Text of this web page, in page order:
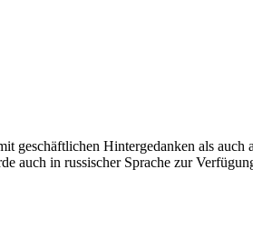
geschäftlichen Hintergedanken als auch
auch in russischer Sprache zur